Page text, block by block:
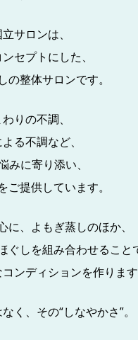
サロンは、
セプトにした、
整体サロンです。
りの不調、
る不調など、
みに寄り添い、
提供しています。
、 よもぎ蒸しのほか、
ぐしを組み合わせること
ンディションを作りま
く、その“しなやかさ”。